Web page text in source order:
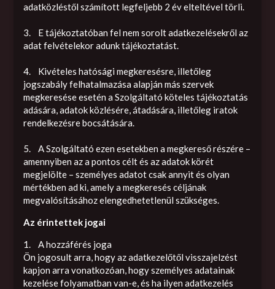
adatközléstől számított legfeljebb 2 év elteltével törli.
3. E tájékoztatóban fel nem sorolt adatkezelésekről az
adat felvételekor adunk tájékoztatást.
4. Kivételes hatósági megkeresésre, illetőleg
jogszabály felhatalmazása alapján más szervek
megkeresése esetén a Szolgáltató köteles tájékoztatás
adására, adatok közlésére, átadására, illetőleg iratok
rendelkezésre bocsátására.
5. A Szolgáltató ezen esetekben a megkereső részére –
amennyiben az a pontos célt és az adatok körét
megjelölte – személyes adatot csak annyit és olyan
mértékben ad ki, amely a megkeresés céljának
megvalósításához elengedhetetlenül szükséges.
Az érintettek jogai
1. A hozzáférés joga
Ön jogosult arra, hogy az adatkezelőtől visszajelzést
kapjon arra vonatkozóan, hogy személyes adatainak
kezelése folyamatban van-e, és ha ilyen adatkezelés